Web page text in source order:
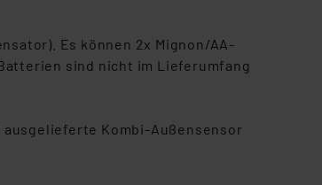
Es können 2x Mignon/AA-
sind nicht im Lieferumfang
Kombi-Außensensor